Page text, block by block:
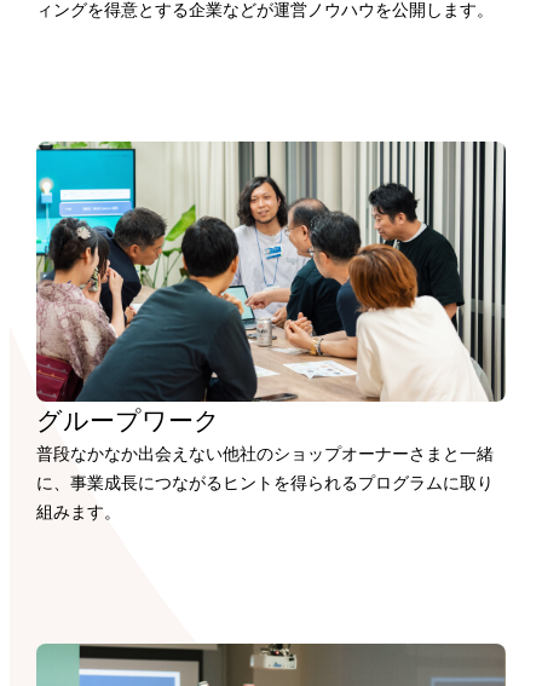
ィングを得意とする企業などが運営ノウハウを公開します。
グループワーク
普段なかなか出会えない他社のショップオーナーさまと一緒
に、事業成長につながるヒントを得られるプログラムに取り
組みます。